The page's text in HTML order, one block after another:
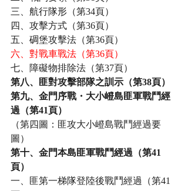
三、航行隊形（第34頁）
四、攻擊方式（第36頁）
五、碉堡攻擊法（第36頁）
六、對戰車戰法（第36頁）
七、障礙物排除法（第37頁）
第八、匪對攻擊部隊之訓示（第38頁）
第九、金門序戰・大小嶝島匪軍戰鬥經
過（第41頁）
（第四圖：匪攻大小嶝島戰鬥經過要
圖）
第十、金門本島匪軍戰鬥經過（第41
頁）
一、匪第一梯隊登陸後戰鬥經過（第41